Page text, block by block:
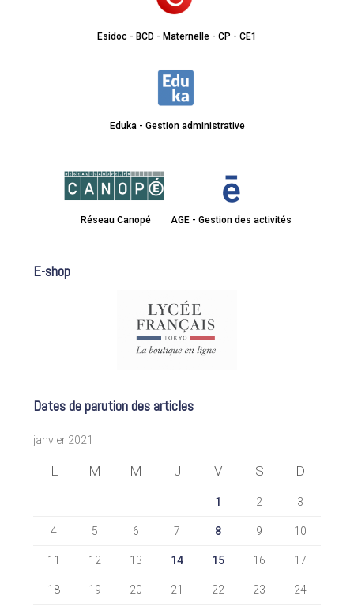
Esidoc - BCD - Maternelle - CP - CE1
Eduka - Gestion administrative
Réseau Canopé AGE - Gestion des activités
E-shop
Dates de parution des articles
janvier 2021
L M M J V S D
1 2 3
4 5 6 7 8 9 10
11 12 13 14 15 16 17
18 19 20 21 22 23 24